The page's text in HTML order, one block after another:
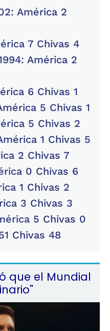
América 2
7 Chivas 4
América 2
6 Chivas 1
5 Chivas 1
5 Chivas 2
1 Chivas 5
2 Chivas 7
0 Chivas 6
1 Chivas 2
3 Chivas 3
5 Chivas 0
Chivas 48
que el Mundial